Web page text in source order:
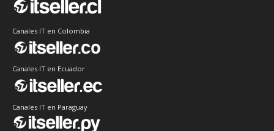
Canales IT en Colombia
Canales IT en Ecuador
Canales IT en Paraguay